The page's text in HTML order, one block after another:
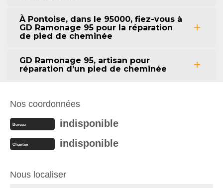
À Pontoise, dans le 95000, fiez-vous à
GD Ramonage 95 pour la réparation
de pied de cheminée
GD Ramonage 95, artisan pour
réparation d’un pied de cheminée
Nos coordonnées
Bureau indisponible
Chantier indisponible
Nous localiser